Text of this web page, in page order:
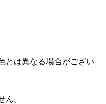
とは異なる場合がござい
。